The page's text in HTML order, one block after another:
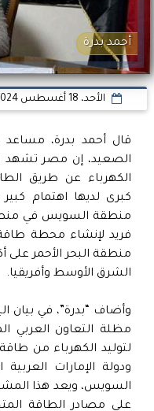
أحمد بدرة
الأحد، 18 أغسطس 2024
قال أحمد بدرة،
الصعيد، إن مصر تشهد
الكهرباء عن طريق
كبرى لديها اهتمام
منطقة السويس في
فريد لإنشاء محطة طاقة
منطقة البحر الأحمر على
الشرق الأوسط وأفريقيا.
وأضاف “بدرة”، في بيان
مظلة التعاون
لتوليد الكهرباء من
ودولة الإمارات
السويس، ويعد هذا
على مصادر الطاقة